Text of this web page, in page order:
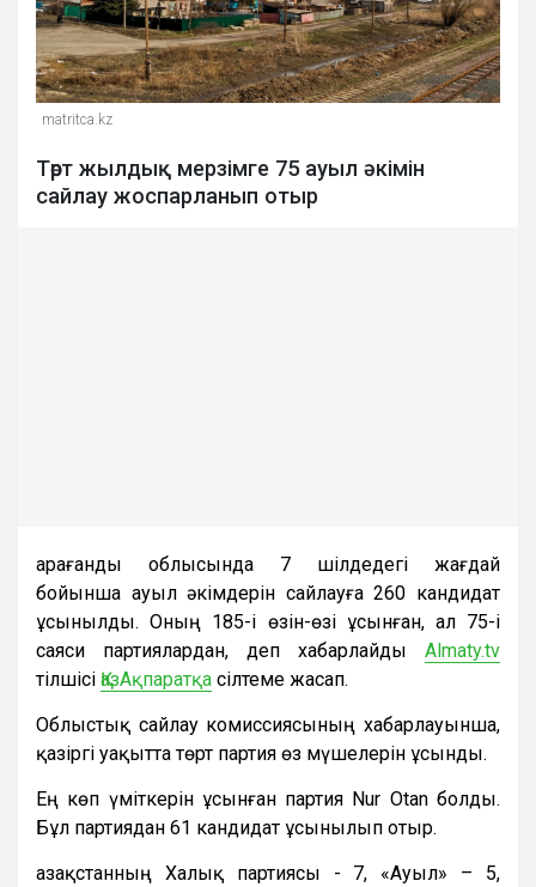
matritca.kz
Төрт жылдық мерзімге 75 ауыл әкімін
сайлау жоспарланып отыр
Қарағанды облысында 7 шілдедегі жағдай
бойынша ауыл әкімдерін сайлауға 260 кандидат
ұсынылды. Оның 185-і өзін-өзі ұсынған, ал 75-і
саяси партиялардан, деп хабарлайды Almaty.tv
тілшісі ҚазАқпаратқа сілтеме жасап.
Облыстық сайлау комиссиясының хабарлауынша,
қазіргі уақытта төрт партия өз мүшелерін ұсынды.
Ең көп үміткерін ұсынған партия Nur Otan болды.
Бұл партиядан 61 кандидат ұсынылып отыр.
Қазақстанның Халық партиясы - 7, «Ауыл» – 5,